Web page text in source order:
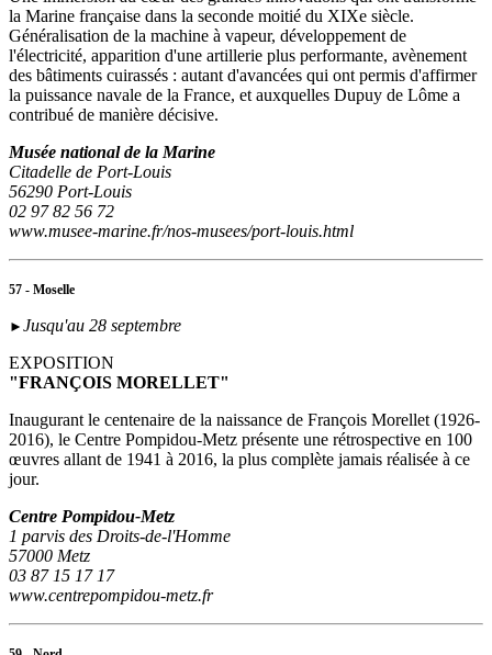
la Marine française dans la seconde moitié du XIXe siècle.
Généralisation de la machine à vapeur, développement de
l'électricité, apparition d'une artillerie plus performante, avènement
des bâtiments cuirassés : autant d'avancées qui ont permis d'affirmer
la puissance navale de la France, et auxquelles Dupuy de Lôme a
contribué de manière décisive.
Musée national de la Marine
Citadelle de Port-Louis
56290 Port-Louis
02 97 82 56 72
www.musee-marine.fr/nos-musees/port-louis.html
57 - Moselle
► Jusqu'au 28 septembre
EXPOSITION
"FRANÇOIS MORELLET"
Inaugurant le centenaire de la naissance de François Morellet (1926-
2016), le Centre Pompidou-Metz présente une rétrospective en 100
œuvres allant de 1941 à 2016, la plus complète jamais réalisée à ce
jour.
Centre Pompidou-Metz
1 parvis des Droits-de-l'Homme
57000 Metz
03 87 15 17 17
www.centrepompidou-metz.fr